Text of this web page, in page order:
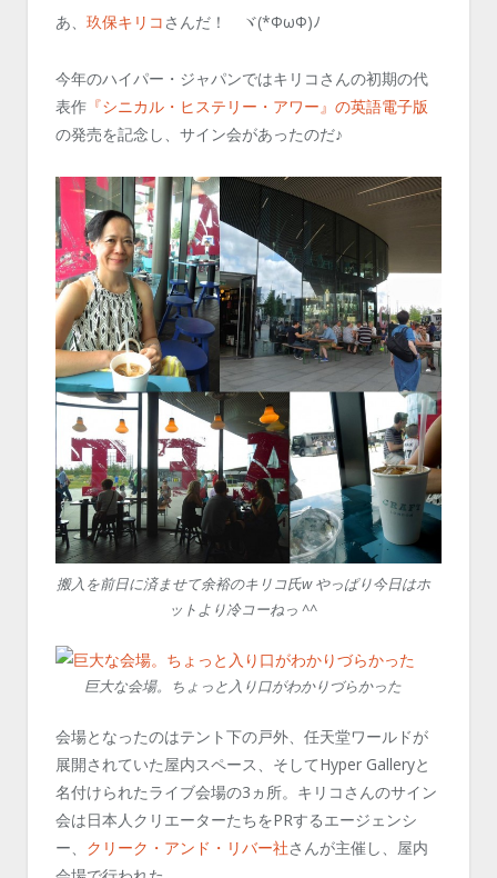
あ、 玖保キリコ さんだ！ ヾ(*ΦωΦ)ﾉ
今年のハイパー・ジャパンではキリコさんの初期の代
表作 『シニカル・ヒステリー・アワー』の英語電子版
の発売を記念し、サイン会があったのだ♪
搬入を前日に済ませて余裕のキリコ氏w やっぱり今日はホ
ットより冷コーねっ ^^
巨大な会場。ちょっと入り口がわかりづらかった
会場となったのはテント下の戸外、任天堂ワールドが
展開されていた屋内スペース、そしてHyper Galleryと
名付けられたライブ会場の3ヵ所。キリコさんのサイン
会は日本人クリエーターたちをPRするエージェンシ
ー、 クリーク・アンド・リバー社さんが主催し、屋内